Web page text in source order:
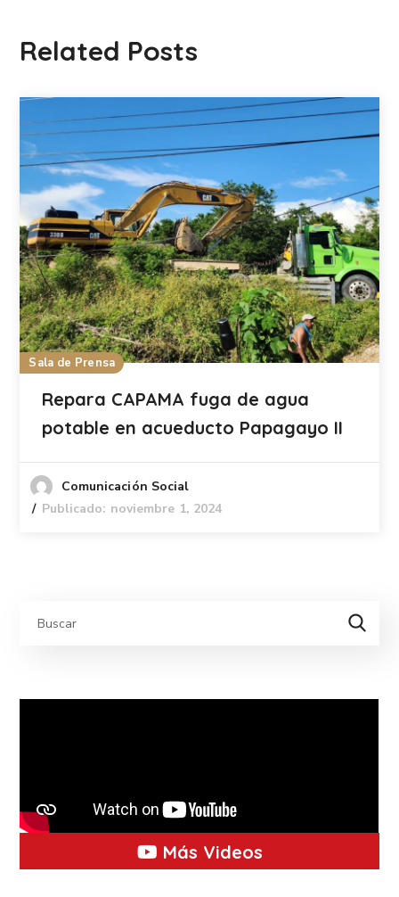
Related Posts
Sala de Prensa
Repara CAPAMA fuga de agua
potable en acueducto Papagayo II
Comunicación Social
Publicado: noviembre 1, 2024
Más Videos